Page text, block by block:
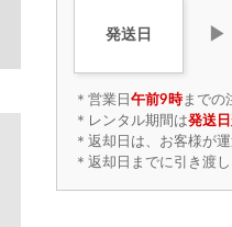
発送日 ▶
＊営業日 午前9時までの
＊レンタル期間は発送
＊返却日は、お客様が
＊返却日までに引き渡